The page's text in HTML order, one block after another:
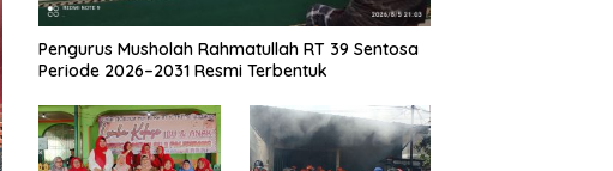
Pengurus Musholah Rahmatullah RT 39 Sentosa
Periode 2026–2031 Resmi Terbentuk